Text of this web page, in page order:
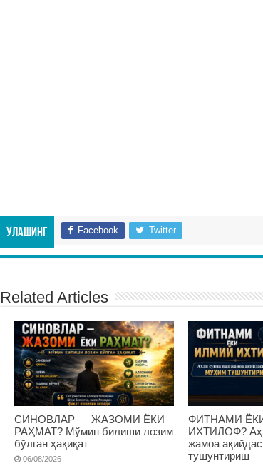
Улашинг Facebook Twitter
Related Articles
СИНОВЛАР — ЖАЗОМИ ЁКИ
РАҲМАТ? Мўмин билиши лозим
бўлган ҳақиқат
06/08/2026
ФИТНАМИ
ИХТИЛОФ?
жамоа
тушунтириш